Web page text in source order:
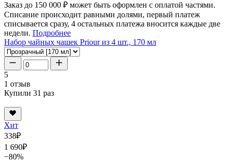
Заказ до 150 000 ₽ может быть оформлен с оплатой частями.
Списание происходит равными долями, первый платеж
списывается сразу, 4 остальных платежа вносится каждые две
недели. Подробнее
Набор чайных чашек Priour из 4 шт., 170 мл
5
1 отзыв
Купили 31 раз
Хит
338₽
1 690₽
−80%